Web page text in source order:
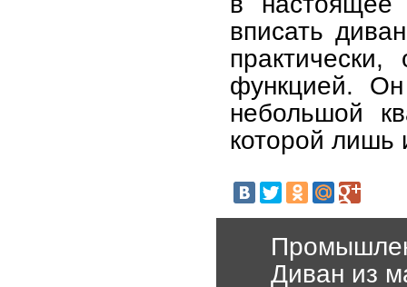
вписать
функцией.
небольшой
которой лишь
Диван из